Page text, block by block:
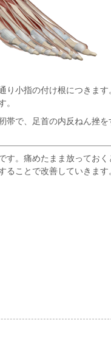
り小指の付け根につきま
。
帯で、足首の内反ねん挫
す。痛めたまま放ってお
ことで改善していきます